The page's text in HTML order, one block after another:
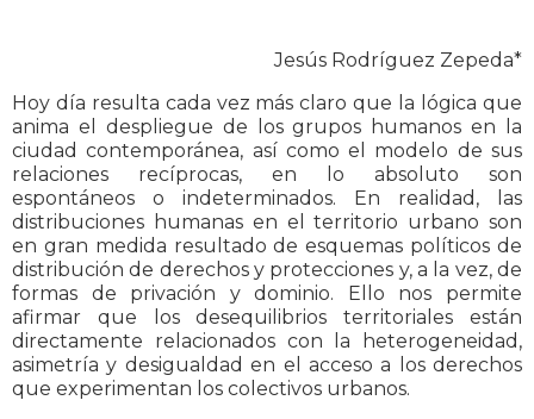
Jesús Rodríguez Zepeda*
Hoy día resulta cada vez más claro que la lógica que
anima el despliegue de los grupos humanos en la
ciudad contemporánea, así como el modelo de sus
relaciones recíprocas, en lo absoluto son
espontáneos o indeterminados. En realidad, las
distribuciones humanas en el territorio urbano son
en gran medida resultado de esquemas políticos de
distribución de derechos y protecciones y, a la vez, de
formas de privación y dominio. Ello nos permite
afirmar que los desequilibrios territoriales están
directamente relacionados con la heterogeneidad,
asimetría y desigualdad en el acceso a los derechos
que experimentan los colectivos urbanos.